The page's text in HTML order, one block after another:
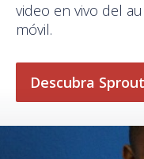
video en vivo del
móvil.
Descubra